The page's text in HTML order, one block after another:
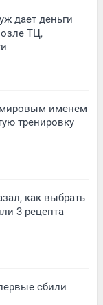
дает деньги
ТЦ,
мировым именем
тренировку
как выбрать
3 рецепта
сбили